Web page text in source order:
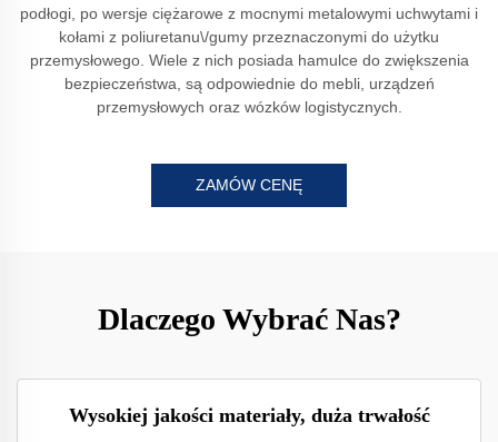
podłogi, po wersje ciężarowe z mocnymi metalowymi uchwytami i
kołami z poliuretanu\/gumy przeznaczonymi do użytku
przemysłowego. Wiele z nich posiada hamulce do zwiększenia
bezpieczeństwa, są odpowiednie do mebli, urządzeń
przemysłowych oraz wózków logistycznych.
ZAMÓW CENĘ
Dlaczego Wybrać Nas?
Wysokiej jakości materiały, duża trwałość